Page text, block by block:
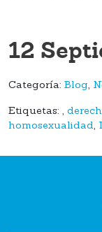
12
Categoría: Blog,
Etiquetas: ,
homosexualidad,